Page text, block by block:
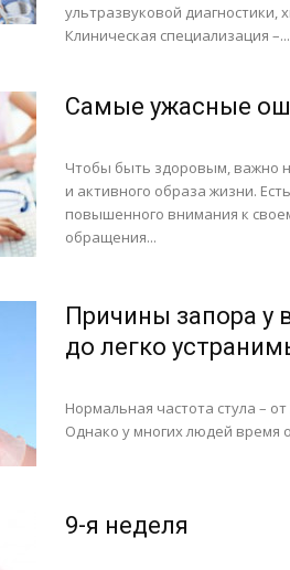
ультразвуковой диагностики,
Клиническая специализация –...
Самые ужасные
Чтобы быть здоровым, важно
и активного образа жизни.
повышенного внимания к
обращения...
Причины запора у
до легко
Нормальная частота стула –
Однако у многих людей время
9-я неделя